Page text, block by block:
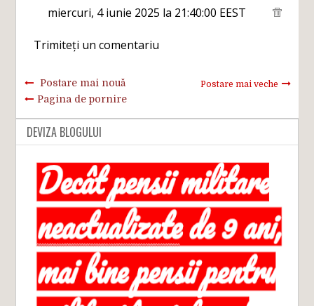
miercuri, 4 iunie 2025 la 21:40:00 EEST
Trimiteți un comentariu
Postare mai nouă Postare mai veche
Pagina de pornire
DEVIZA BLOGULUI